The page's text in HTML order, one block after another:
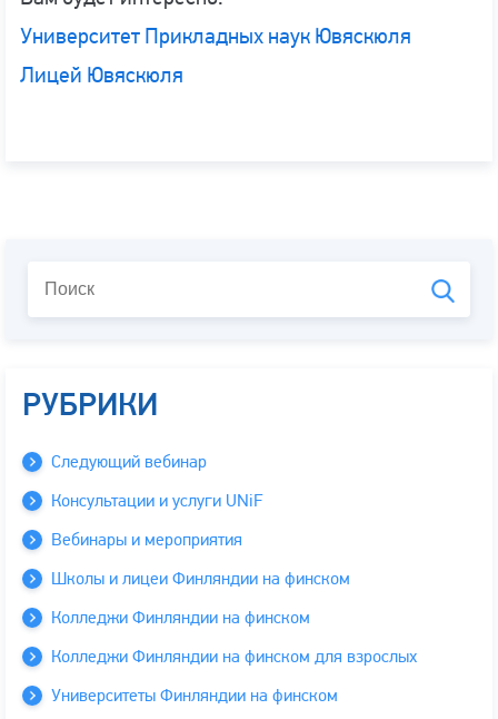
Университет Прикладных наук Ювяскюля
Лицей Ювяскюля
РУБРИКИ
Следующий вебинар
Консультации и услуги UNiF
Вебинары и мероприятия
Школы и лицеи Финляндии на финском
Колледжи Финляндии на финском
Колледжи Финляндии на финском для взрослых
Университеты Финляндии на финском